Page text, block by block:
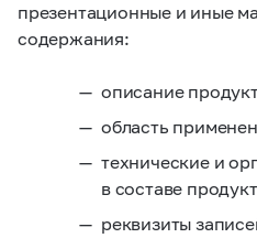
презентационные и иные
содержания:
описание
область
технические и
в составе
реквизиты